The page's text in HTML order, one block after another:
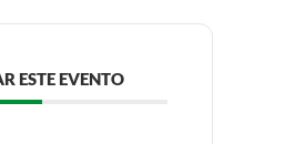
ESTE EVENTO